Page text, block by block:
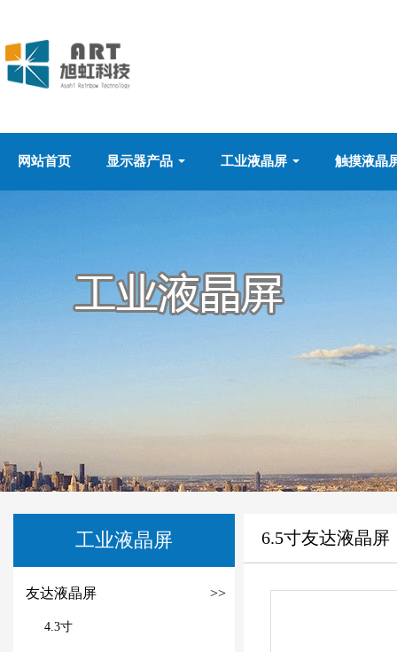
网站首页 显示器产品 工业液晶屏 触摸液晶
工业液晶屏
友达液晶屏 >>
4.3寸
6.5寸友达液晶屏